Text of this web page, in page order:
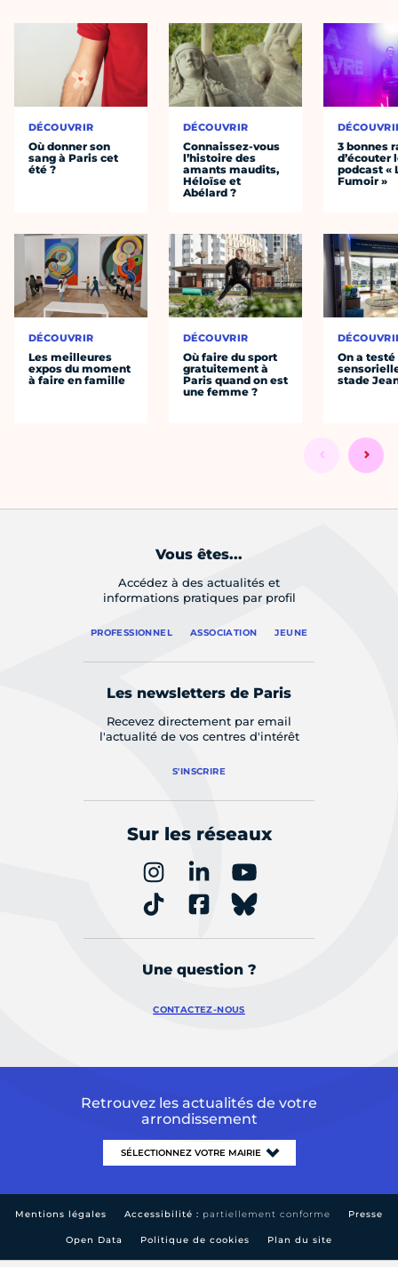
DÉCOUVRIR
Où donner son
sang à Paris cet
été ?
DÉCOUVRIR
Les meilleures
expos du moment
à faire en famille
DÉCOUVRIR
Connaissez-vous
l’histoire des
amants maudits,
Héloïse et
Abélard ?
DÉCOUVRIR
Où faire du sport
gratuitement à
Paris quand on est
une femme ?
3 bonnes
d’écouter
podcast «
Fumoir »
On a
stade
Vous êtes...
Accédez à des actualités et
informations pratiques par profil
PROFESSIONNEL ASSOCIATION JEUNE
Les newsletters de Paris
Recevez directement par email
l'actualité de vos centres d'intérêt
S'INSCRIRE
Sur les réseaux
Une question ?
CONTACTEZ-NOUS
Retrouvez les actualités de votre
arrondissement
Mentions légales Accessibilité : partiellement conforme Presse
Open Data Politique de cookies Plan du site